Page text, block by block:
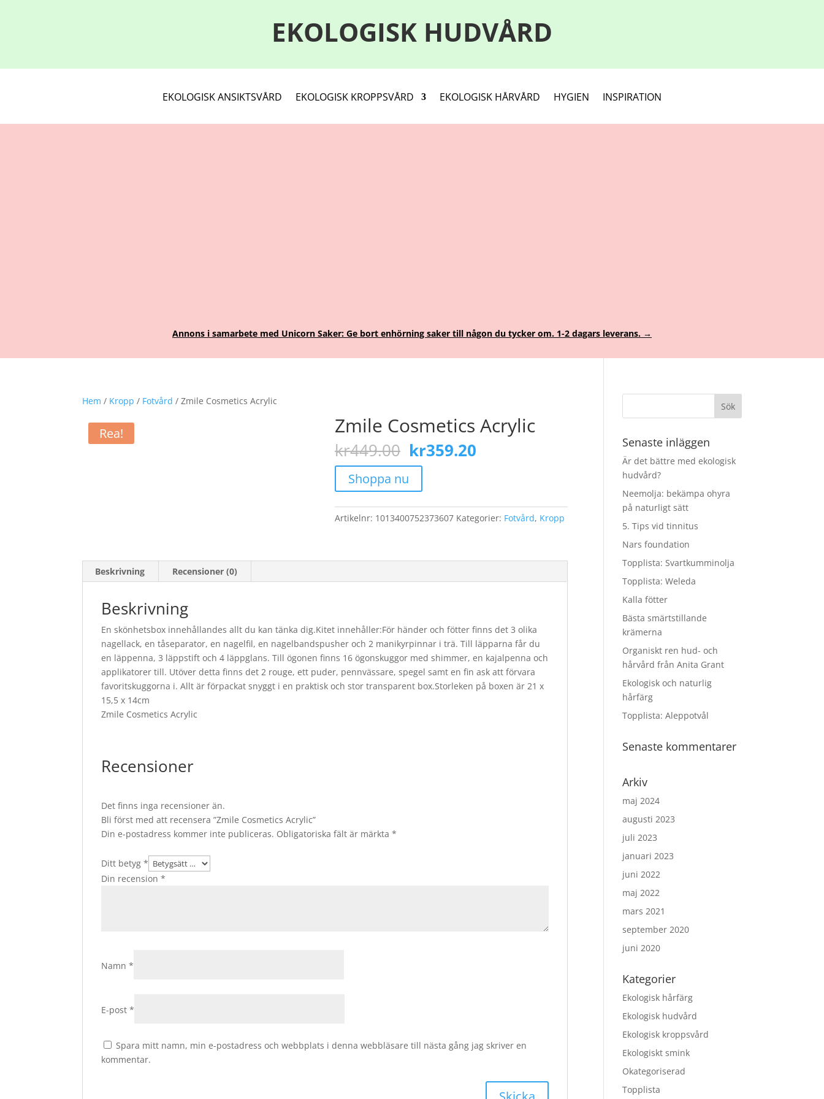
EKOLOGISK HUDVÅRD
EKOLOGISK ANSIKTSVÅRD EKOLOGISK KROPPSVÅRD EKOLOGISK HÅRVÅRD HYGIEN INSPIRATION
Annons i samarbete med Unicorn Saker: Ge bort enhörning saker till någon du tycker om. 1-2 dagars leverans. →
Hem / Kropp / Fotvård / Zmile Cosmetics Acrylic
Rea! Zmile Cosmetics Acrylic
kr449.00 Det
ursprungliga
var:
kr449.00.
kr359.20
kr359.20.
Shoppa nu
Artikelnr: 1013400752373607 Kategorier: Fotvård, Kropp
Beskrivning Recensioner (0)
Beskrivning
En skönhetsbox innehållandes allt du kan tänka dig.Kitet innehåller:För händer och fötter finns det 3 olika
nagellack, en tåseparator, en nagelfil, en nagelbandspusher och 2 manikyrpinnar i trä. Till läpparna får du
en läppenna, 3 läppstift och 4 läppglans. Till ögonen finns 16 ögonskuggor med shimmer, en kajalpenna och
applikatorer till. Utöver detta finns det 2 rouge, ett puder, pennvässare, spegel samt en fin ask att förvara
favoritskuggorna i. Allt är förpackat snyggt i en praktisk och stor transparent box.Storleken på boxen är 21 x
15,5 x 14cm
Zmile Cosmetics Acrylic
Recensioner
Det finns inga recensioner än.
Bli först med att recensera ”Zmile Cosmetics Acrylic”
Din e-postadress kommer inte publiceras. Obligatoriska fält är märkta*
Ditt betyg*
Din recension*
Namn*
E-post*
Spara mitt namn, min e-postadress och webbplats i denna webbläsare till nästa gång jag skriver en
kommentar.
Senaste inläggen
Är det bättre med ekologisk
hudvård?
Neemolja: bekämpa ohyra
på naturligt sätt
5. Tips vid tinnitus
Nars foundation
Topplista: Svartkumminolja
Topplista: Weleda
Kalla fötter
Bästa smärtstillande
krämerna
Organiskt ren hud- och
hårvård från Anita Grant
Ekologisk och naturlig
hårfärg
Topplista: Aleppotvål
Senaste kommentarer
Arkiv
maj 2024
augusti 2023
juli 2023
januari 2023
juni 2022
maj 2022
mars 2021
september 2020
juni 2020
Kategorier
Ekologisk hårfärg
Ekologisk hudvård
Ekologisk kroppsvård
Ekologiskt smink
Okategoriserad
Topplista